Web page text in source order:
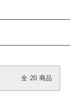
全 20 商品